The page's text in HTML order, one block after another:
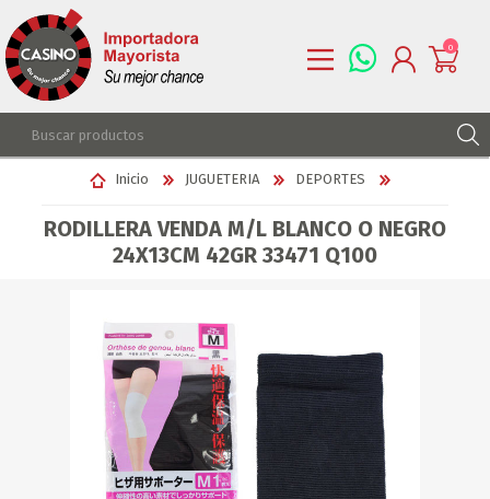
REGISTRARSE
LISTA DE DESEOS
0
Inicio JUGUETERIA DEPORTES
RODILLERA VENDA M/L BLANCO O NEGRO
24X13CM 42GR 33471 Q100